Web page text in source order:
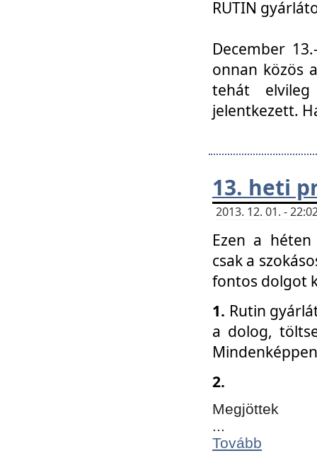
RUTIN
December
onnan közös
tehát
jelentkezett.
13. heti
2013. 12. 01. -
Ezen a
csak a
fontos dolgot
1. Rutin
a dolog,
2.
Megjöttek
...
Tovább